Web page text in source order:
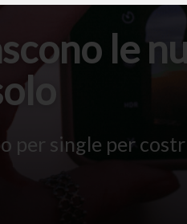
le
per single per